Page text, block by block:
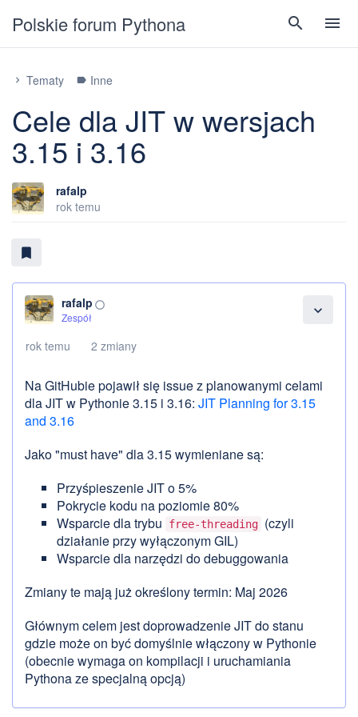
Polskie forum Pythona search menu
chevron_right Tematy label Inne
Cele dla JIT w wersjach
3.15 i 3.16
rafalp
rok temu
bookmark
expand_more
rafalp panorama_fish_eye
Zespół
rok temu 2 zmiany
Na GitHubie pojawił się issue z planowanymi celami
dla JIT w Pythonie 3.15 i 3.16: JIT Planning for 3.15
and 3.16
Jako "must have" dla 3.15 wymieniane są:
Przyśpieszenie JIT o 5%
Pokrycie kodu na poziomie 80%
Wsparcie dla trybu
free-threading (czyli
działanie przy wyłączonym GIL)
Wsparcie dla narzędzi do debuggowania
Zmiany te mają już określony termin: Maj 2026
Głównym celem jest doprowadzenie JIT do stanu
gdzie może on być domyślnie włączony w Pythonie
(obecnie wymaga on kompilacji i uruchamiania
Pythona ze specjalną opcją)